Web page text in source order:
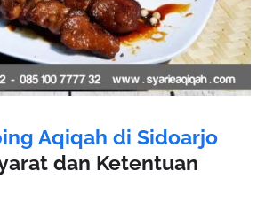
Aqiqah di Sidoarjo
dan Ketentuan